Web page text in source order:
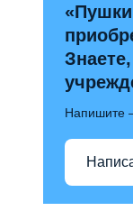
Напишите